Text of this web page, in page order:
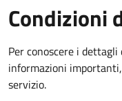
Condizioni
Per conoscere i
informazioni
servizio.